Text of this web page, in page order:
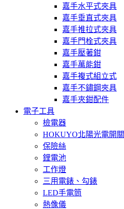
嘉手水平式夾具
嘉手垂直式夾具
嘉手推拉式夾具
嘉手門栓式夾具
嘉手壓著鉗
嘉手萬能鉗
嘉手複式組立式
嘉手不鏽鋼夾具
嘉手夾鉗配件
電子工具
檢電器
HOKUYO北陽光電開關
保險絲
鋰電池
工作燈
三用電錶、勾錶
LED手電筒
熱像儀